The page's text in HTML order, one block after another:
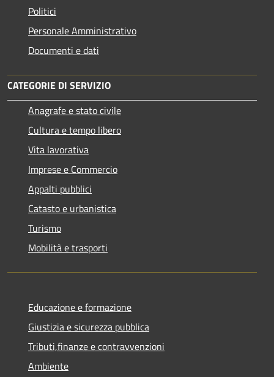
Politici
Personale Amministrativo
Documenti e dati
CATEGORIE DI SERVIZIO
Anagrafe e stato civile
Cultura e tempo libero
Vita lavorativa
Imprese e Commercio
Appalti pubblici
Catasto e urbanistica
Turismo
Mobilità e trasporti
Educazione e formazione
Giustizia e sicurezza pubblica
Tributi,finanze e contravvenzioni
Ambiente